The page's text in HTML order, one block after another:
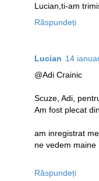
Lucian,ti-am
Răspundeți
Lucian 14
@Adi Crainic
Scuze, Adi,
Am fost plecat
am inregistrat
ne vedem maine
Răspundeți